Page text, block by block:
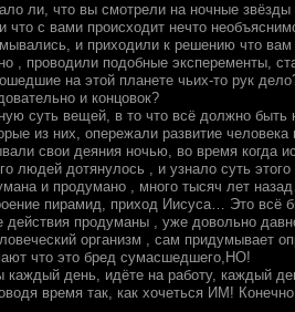
ли, что вы смотрели на ночные
с вами происходит нечто
и приходили к решению что вам
, проводили подобные эксперементы,
на этой планете чьих-то рук
и концовок?
суть вещей, в то что всё должно
из них, опережали развитие человека
свои деяния ночью, во время когда
людей дотянулось , и узнало суть
и продумано , много тысяч лет
пирамид, приход Иисуса… Это всё
продуманы , уже довольно
организм , сам придумывает
что это бред сумасшедшего,НО!
день, идёте на работу, каждый
время так, как хочеться ИМ!